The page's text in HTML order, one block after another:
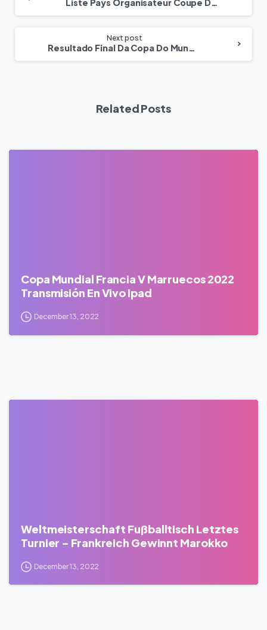
Liste Pays Organisateur Coupe Du Monde – France Contre Maroc
Next post
Resultado Final Da Copa Do Mundo Marrocos França De Futebol De 2022
Related Posts
Copa Mundial Francia V Marruecos 2022
Transmisión En Vivo Ipad
December 13, 2022
Weltmeisterschaft Fußballtisch Letztes
Turnier – Frankreich Gewinnt Marokko
December 13, 2022